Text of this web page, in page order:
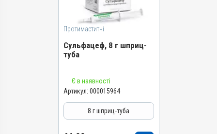
Протимаститні
Сульфацеф, 8 г шприц-
туба
Назва препарату
Сульфацеф
Артикул
000015964
Є в наявності
Артикул: 000015964
8 г шприц-туба